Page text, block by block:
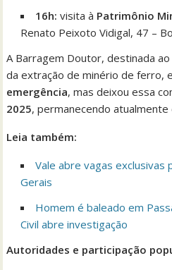
16h: visita à Patrimônio
Renato Peixoto Vidigal, 47 –
A Barragem Doutor, destinada
da extração de minério de ferro,
emergência, mas deixou essa
2025, permanecendo atualmente
Leia também:
Vale abre vagas exclusivas
Gerais
Homem é baleado em
Civil abre investigação
Autoridades e participação